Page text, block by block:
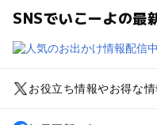
SNSでいこーよの最
お役立ち情報やお得な